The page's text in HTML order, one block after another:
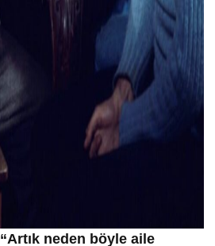
“Artık neden böyle aile